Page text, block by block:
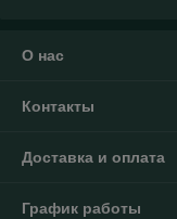
О нас
Контакты
Доставка и оплата
График работы